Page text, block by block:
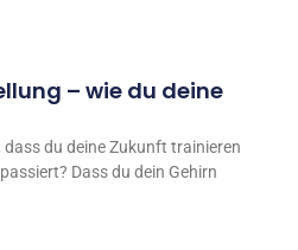
– wie du deine
du deine Zukunft trainieren
Dass du dein Gehirn